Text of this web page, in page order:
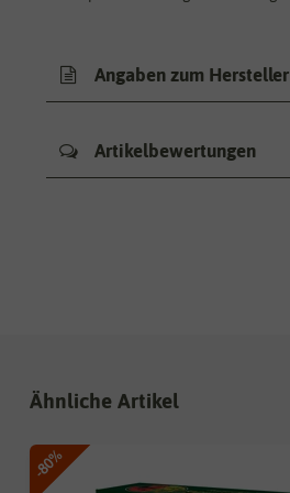
Angaben zum Hersteller
Artikelbewertungen
Ähnliche Artikel
-80%